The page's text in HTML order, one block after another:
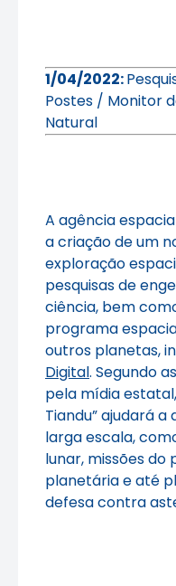
1/04/2022:
Postes / Monitor
Natural
A agência
a criação de um
exploração
pesquisas de
ciência, bem
programa
outros planetas,
Digital. Segundo
pela mídia
Tiandu” ajudará
larga escala,
lunar, missões
planetária e até
defesa contra